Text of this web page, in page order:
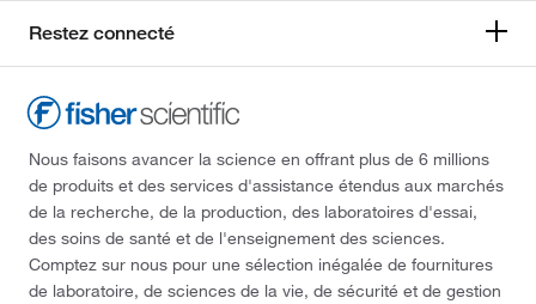
Restez connecté
Nous faisons avancer la science en offrant plus de 6 millions
de produits et des services d'assistance étendus aux marchés
de la recherche, de la production, des laboratoires d'essai,
des soins de santé et de l'enseignement des sciences.
Comptez sur nous pour une sélection inégalée de fournitures
de laboratoire, de sciences de la vie, de sécurité et de gestion